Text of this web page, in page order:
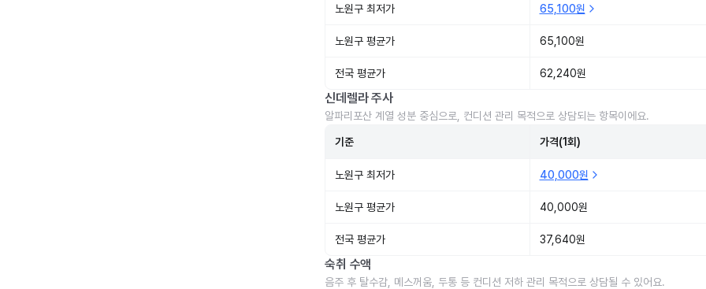
노원구 최저가 65,100원
노원구 평균가 65,100원
전국 평균가 62,240원
신데렐라 주사
알파리포산 계열 성분 중심으로, 컨디션 관리 목적으로 상담되는 항목이에요.
기준 가격(1회)
노원구 최저가 40,000원
노원구 평균가 40,000원
전국 평균가 37,640원
숙취 수액
음주 후 탈수감, 메스꺼움, 두통 등 컨디션 저하 관리 목적으로 상담될 수 있어요.